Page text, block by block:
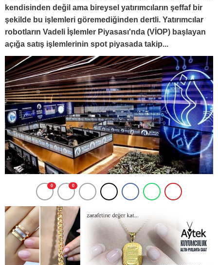
kendisinden değil ama bireysel yatırımcıların şeffaf bir
şekilde bu işlemleri göremediğinden dertli. Yatırımcılar
robotların Vadeli İşlemler Piyasası'nda (VİOP) başlayan
açığa satış işlemlerinin spot piyasada takip...
0 0